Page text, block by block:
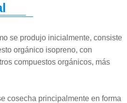
se produjo inicialmente, consiste
orgánico isopreno, con
compuestos orgánicos, más
cosecha principalmente en forma